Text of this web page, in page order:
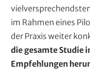
im Rahmen eines
der Praxis weiter
die gesamte Studie
Empfehlungen